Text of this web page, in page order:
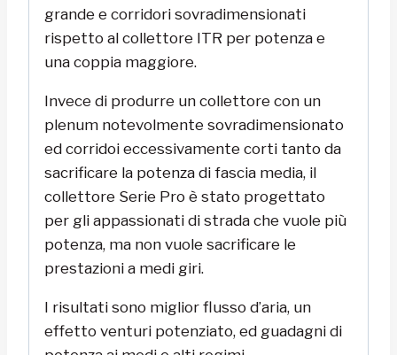
grande e corridori sovradimensionati
rispetto al collettore ITR per potenza e
una coppia maggiore.
Invece di produrre un collettore con un
plenum notevolmente sovradimensionato
ed corridoi eccessivamente corti tanto da
sacrificare la potenza di fascia media, il
collettore Serie Pro è stato progettato
per gli appassionati di strada che vuole più
potenza, ma non vuole sacrificare le
prestazioni a medi giri.
I risultati sono miglior flusso d’aria, un
effetto venturi potenziato, ed guadagni di